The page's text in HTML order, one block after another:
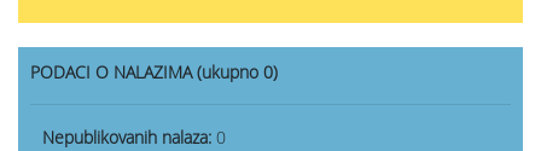
PODACI O NALAZIMA (ukupno 0)
Nepublikovanih nalaza: 0